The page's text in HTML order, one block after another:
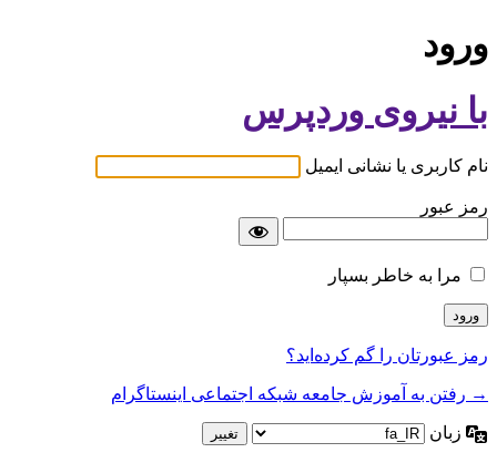
ورود
با نیروی وردپرس
نام کاربری یا نشانی ایمیل
رمز عبور
مرا به خاطر بسپار
رمز عبورتان را گم کرده‌اید؟
→ رفتن به آموزش جامعه شبکه اجتماعی اینستاگرام
زبان